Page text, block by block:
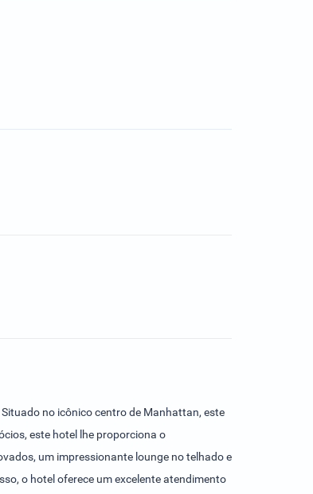
no icônico centro de Manhattan, este
este hotel lhe proporciona o
um impressionante lounge no telhado e
o hotel oferece um excelente atendimento